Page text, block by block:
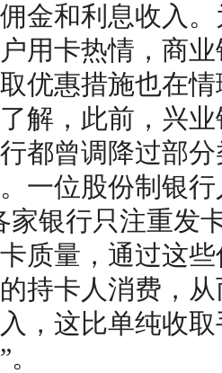
金和利息收入
用卡热情，商
优惠措施也在
解，此前，兴
都曾调降过部
一位股份制银
家银行只注重发
质量，通过这
持卡人消费，
，这比单纯收